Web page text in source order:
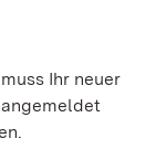
Ihr neuer